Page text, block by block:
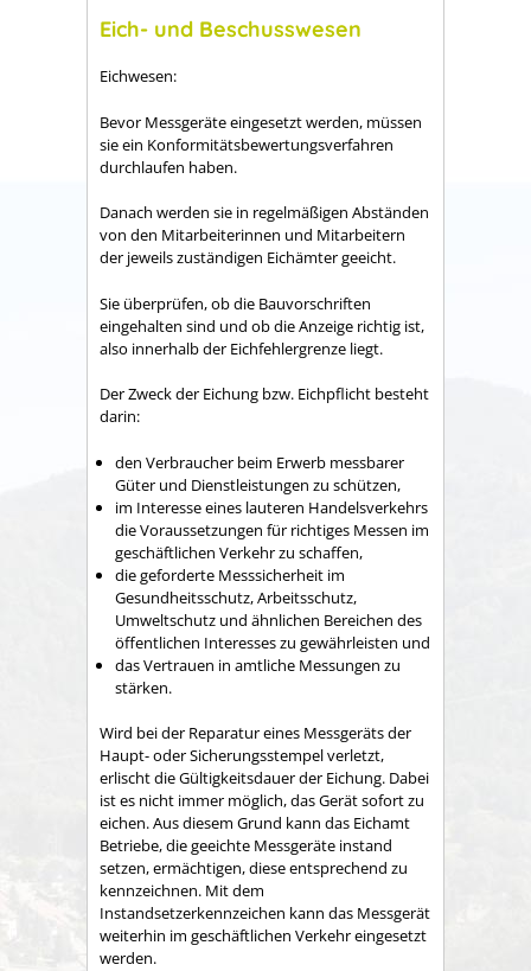
Eich- und Beschusswesen
Eichwesen:
Bevor Messgeräte eingesetzt werden, müssen
sie ein Konformitätsbewertungsverfahren
durchlaufen haben.
Danach werden sie in regelmäßigen Abständen
von den Mitarbeiterinnen und Mitarbeitern
der jeweils zuständigen Eichämter geeicht.
Sie überprüfen, ob die Bauvorschriften
eingehalten sind und ob die Anzeige richtig ist,
also innerhalb der Eichfehlergrenze liegt.
Der Zweck der Eichung bzw. Eichpflicht besteht
darin:
den Verbraucher beim Erwerb messbarer
Güter und Dienstleistungen zu schützen,
im Interesse eines lauteren Handelsverkehrs
die Voraussetzungen für richtiges Messen im
geschäftlichen Verkehr zu schaffen,
die geforderte Messsicherheit im
Gesundheitsschutz, Arbeitsschutz,
Umweltschutz und ähnlichen Bereichen des
öffentlichen Interesses zu gewährleisten und
das Vertrauen in amtliche Messungen zu
stärken.
Wird bei der Reparatur eines Messgeräts der
Haupt- oder Sicherungsstempel verletzt,
erlischt die Gültigkeitsdauer der Eichung. Dabei
ist es nicht immer möglich, das Gerät sofort zu
eichen. Aus diesem Grund kann das Eichamt
Betriebe, die geeichte Messgeräte instand
setzen, ermächtigen, diese entsprechend zu
kennzeichnen. Mit dem
Instandsetzerkennzeichen kann das Messgerät
weiterhin im geschäftlichen Verkehr eingesetzt
werden.